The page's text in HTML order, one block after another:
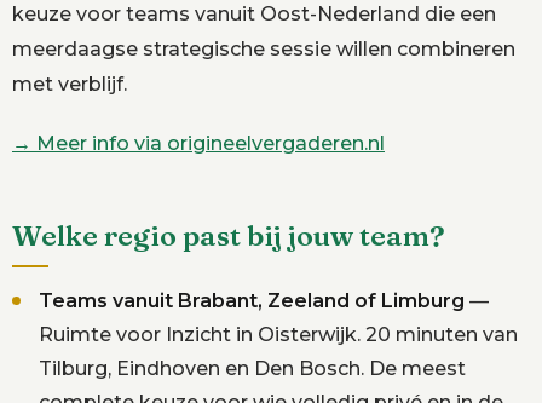
keuze voor teams vanuit Oost-Nederland die een
meerdaagse strategische sessie willen combineren
met verblijf.
→ Meer info via origineelvergaderen.nl
Welke regio past bij jouw team?
Teams vanuit Brabant, Zeeland of Limburg —
Ruimte voor Inzicht in Oisterwijk. 20 minuten van
Tilburg, Eindhoven en Den Bosch. De meest